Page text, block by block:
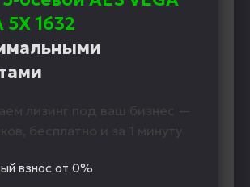
5X 1632
лизинг под ваш бизнес —
бесплатно и за 1 минуту
взнос от 0%